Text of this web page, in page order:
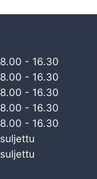
8.00 - 16.30
8.00 - 16.30
8.00 - 16.30
8.00 - 16.30
8.00 - 16.30
suljettu
suljettu